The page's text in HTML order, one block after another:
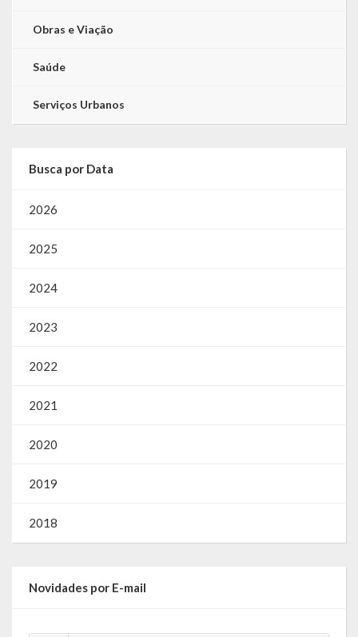
Obras e Viação
Saúde
Serviços Urbanos
Busca por Data
2026
2025
2024
2023
2022
2021
2020
2019
2018
Novidades por E-mail